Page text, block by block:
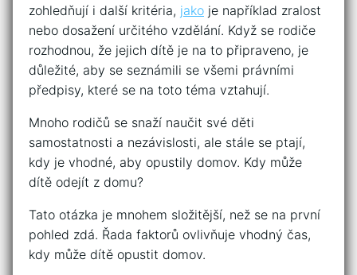
zohledňují i další kritéria, jako je například zralost
nebo dosažení určitého vzdělání. Když se rodiče
rozhodnou, že jejich dítě je na to připraveno, je
důležité, aby se seznámili se všemi právními
předpisy, které se na toto téma vztahují.
Mnoho rodičů se snaží naučit své děti
samostatnosti a nezávislosti, ale stále se ptají,
kdy je vhodné, aby opustily domov. Kdy může
dítě odejít z domu?
Tato otázka je mnohem složitější, než se na první
pohled zdá. Řada faktorů ovlivňuje vhodný čas,
kdy může dítě opustit domov.